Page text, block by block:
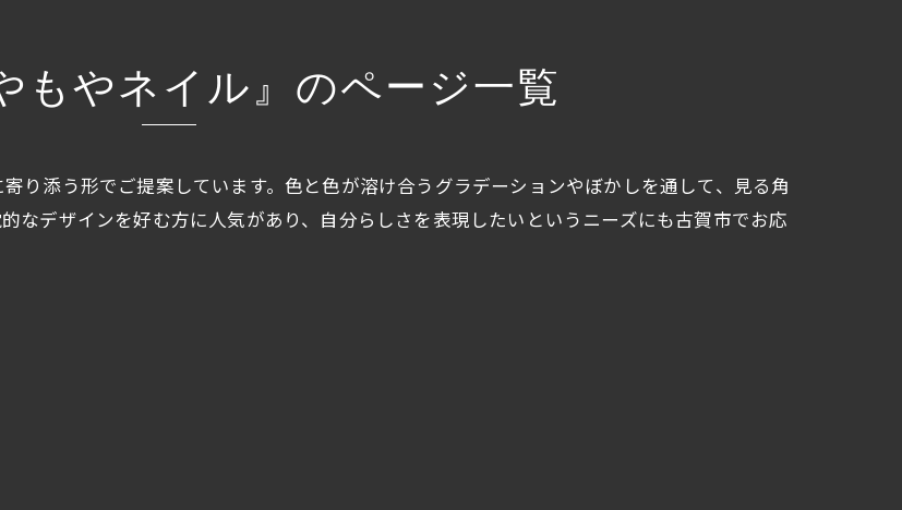
もやネイル』のページ一覧
り添う形でご提案しています。色と色が溶け合うグラデーションやぼかしを通して、見る角
なデザインを好む方に人気があり、自分らしさを表現したいというニーズにも古賀市でお応